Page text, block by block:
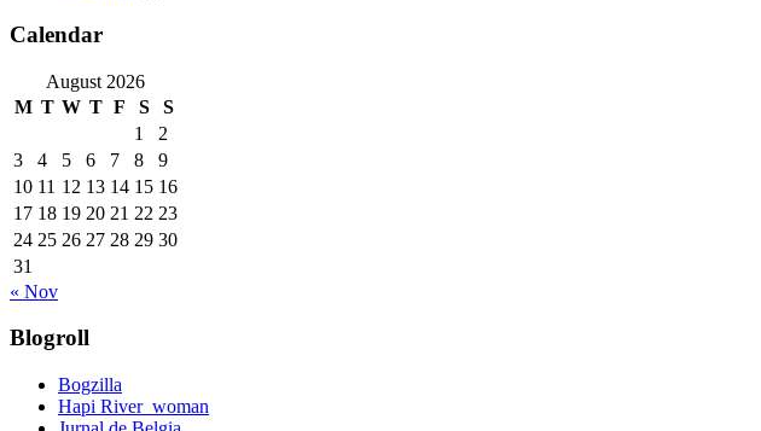
Calendar
August 2026
M T W T F S
S
1
2
3
4 5 6 7 8
9
10 11 12 13 14 15 16
17 18 19 20 21 22 23
24 25 26 27 28 29 30
31
« Nov
Blogroll
Bogzilla
Hapi River_woman